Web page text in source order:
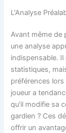
L'Analyse
Avant même de
une analyse
indispensable.
statistiques,
préférences
joueur a
qu'il modifie sa
gardien ? Ces
offrir un